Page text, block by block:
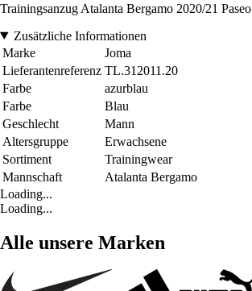
Trainingsanzug Atalanta Bergamo 2020/21 Paseo
Zusätzliche Informationen
Marke
Joma
Lieferantenreferenz TL.312011.20
Farbe
azurblau
Farbe
Blau
Geschlecht
Mann
Altersgruppe
Erwachsene
Sortiment
Trainingwear
Mannschaft
Atalanta Bergamo
Loading...
Loading...
Alle unsere Marken